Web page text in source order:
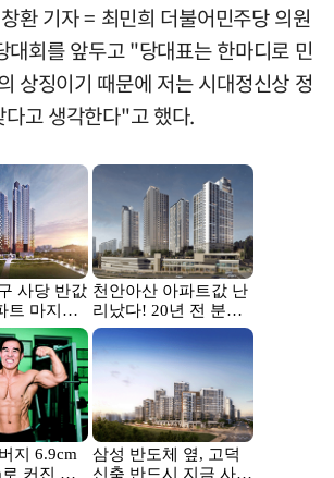
환 기자 = 최민희 더불어민주당 의원
회를 앞두고 "당대표는 한마디로 민
상징이기 때문에 저는 시대정신상 정
고 생각한다"고 했다.